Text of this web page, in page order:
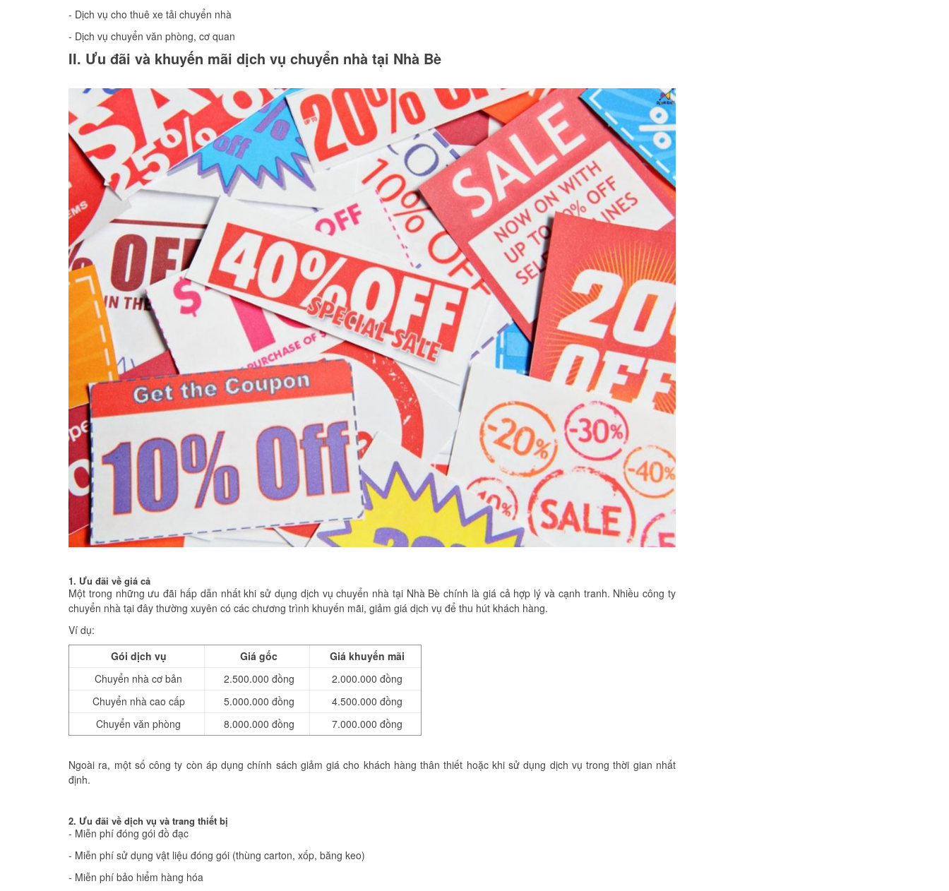
- Dịch vụ cho thuê xe tải chuyển nhà
- Dịch vụ chuyển văn phòng, cơ quan
II. Ưu đãi và khuyến mãi dịch vụ chuyển nhà tại Nhà Bè
1. Ưu đãi về giá cả
Một trong những ưu đãi hấp dẫn nhất khi sử dụng dịch vụ chuyển nhà tại Nhà Bè chính là giá cả hợp lý và cạnh tranh. Nhiều công ty
chuyển nhà tại đây thường xuyên có các chương trình khuyến mãi, giảm giá dịch vụ để thu hút khách hàng.
Ví dụ:
Gói dịch vụ
Giá gốc
Giá khuyến mãi
Chuyển nhà cơ bản
2.500.000 đồng
2.000.000 đồng
Chuyển nhà cao cấp
5.000.000 đồng
4.500.000 đồng
Chuyển văn phòng
8.000.000 đồng 7.000.000 đồng
Ngoài ra, một số công ty còn áp dụng chính sách giảm giá cho khách hàng thân thiết hoặc khi sử dụng dịch vụ trong thời gian nhất
định.
2. Ưu đãi về dịch vụ và trang thiết bị
- Miễn phí đóng gói đồ đạc
- Miễn phí sử dụng vật liệu đóng gói (thùng carton, xốp, băng keo)
- Miễn phí bảo hiểm hàng hóa